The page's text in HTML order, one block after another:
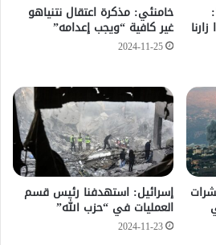
خامنئي: مذكرة اعتقال نتنياهو
غير كافية “ويجب إعدامه”
2024-11-25
وعشرات إسرائيل: استهدفنا رئيس قسم
العمليات في “حزب الله”
2024-11-23